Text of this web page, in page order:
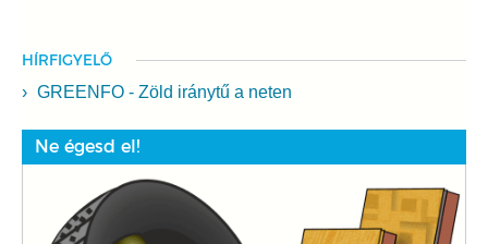
HÍRFIGYELŐ
GREENFO - Zöld iránytű a neten
Ne égesd el!